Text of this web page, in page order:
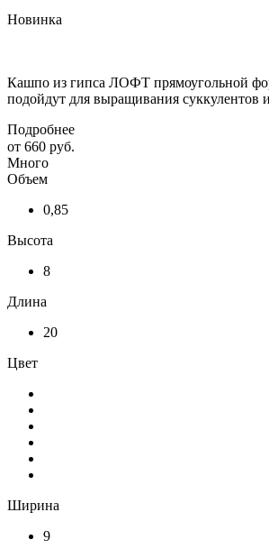
Новинка
Кашпо из гипса ЛОФТ прямоугольной
подойдут для выращивания суккулентов
Подробнее
от 660 руб.
Много
Объем
0,85
Высота
8
Длина
20
Цвет
Ширина
9